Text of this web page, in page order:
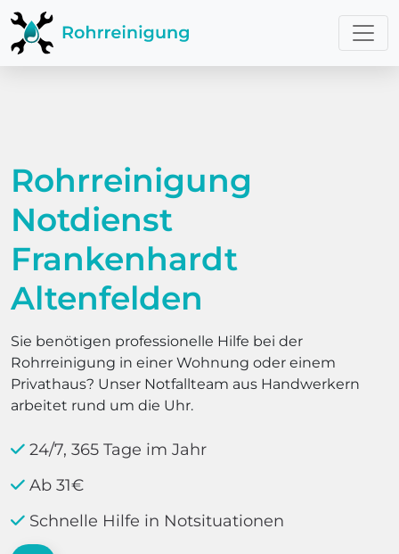
Rohrreinigung
Notdienst
Frankenhardt
Altenfelden
Sie benötigen professionelle Hilfe bei der
Rohrreinigung in einer Wohnung oder einem
Privathaus? Unser Notfallteam aus Handwerkern
arbeitet rund um die Uhr.
24/7, 365 Tage im Jahr
Ab 31€
Schnelle Hilfe in Notsituationen